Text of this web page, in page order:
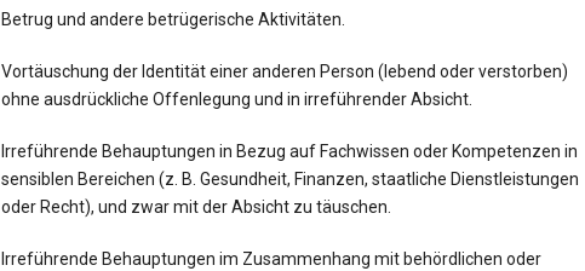
Betrug und andere betrügerische Aktivitäten.
Vortäuschung der Identität einer anderen Person (lebend oder verstorben)
ohne ausdrückliche Offenlegung und in irreführender Absicht.
Irreführende Behauptungen in Bezug auf Fachwissen oder Kompetenzen in
sensiblen Bereichen (z. B. Gesundheit, Finanzen, staatliche Dienstleistungen
oder Recht), und zwar mit der Absicht zu täuschen.
Irreführende Behauptungen im Zusammenhang mit behördlichen oder